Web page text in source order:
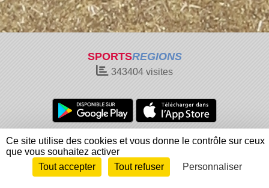
SPORTSREGIONS
343404 visites
Charte cookies
Gestion des cookies
Informations légales
Signaler un contenu inapproprié
Envie de participer ?
Connexion
Ce site utilise des cookies et vous donne le contrôle sur ceux
que vous souhaitez activer
Tout accepter
Tout refuser Personnaliser